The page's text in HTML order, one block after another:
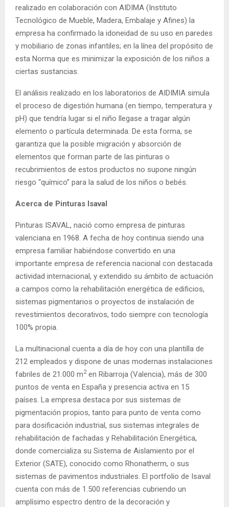
realizado en colaboración con AIDIMA (Instituto
Tecnológico de Mueble, Madera, Embalaje y Afines) la
empresa ha confirmado la idoneidad de su uso en paredes
y mobiliario de zonas infantiles; en la línea del propósito de
esta Norma que es minimizar la exposición de los niños a
ciertas sustancias.
El análisis realizado en los laboratorios de AIDIMIA simula
el proceso de digestión humana (en tiempo, temperatura y
pH) que tendría lugar si el niño llegase a tragar algún
elemento o partícula determinada. De esta forma, se
garantiza que la posible migración y absorción de
elementos que forman parte de las pinturas o
recubrimientos de estos productos no supone ningún
riesgo “químico” para la salud de los niños o bebés.
Acerca de Pinturas Isaval
Pinturas ISAVAL, nació como empresa de pinturas
valenciana en 1968. A fecha de hoy continua siendo una
empresa familiar habiéndose convertido en una
importante empresa de referencia nacional con destacada
actividad internacional, y extendido su ámbito de actuación
a campos como la rehabilitación energética de edificios,
sistemas pigmentarios o proyectos de instalación de
revestimientos decorativos, todo siempre con tecnología
100% propia.
La multinacional cuenta a día de hoy con una plantilla de
212 empleados y dispone de unas modernas instalaciones
fabriles de 21.000 m2en Ribarroja (Valencia), más de 300
puntos de venta en España y presencia activa en 15
países. La empresa destaca por sus sistemas de
pigmentación propios, tanto para punto de venta como
para dosificación industrial, sus sistemas integrales de
rehabilitación de fachadas y Rehabilitación Energética,
donde comercializa su Sistema de Aislamiento por el
Exterior (SATE), conocido como Rhonatherm, o sus
sistemas de pavimentos industriales. El portfolio de Isaval
cuenta con más de 1.500 referencias cubriendo un
amplísimo espectro dentro de la decoración y